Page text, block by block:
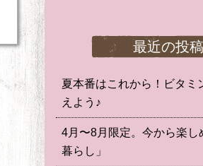
最近の投稿
夏本番はこれから！ビタミ
えよう♪
4月〜8月限定。今から楽し
暮らし」